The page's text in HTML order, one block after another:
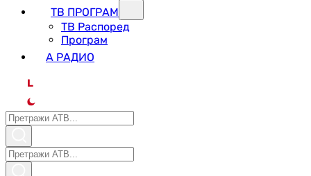
ТВ ПРОГРАМ
ТВ Распоред
Програм
А РАДИО
L